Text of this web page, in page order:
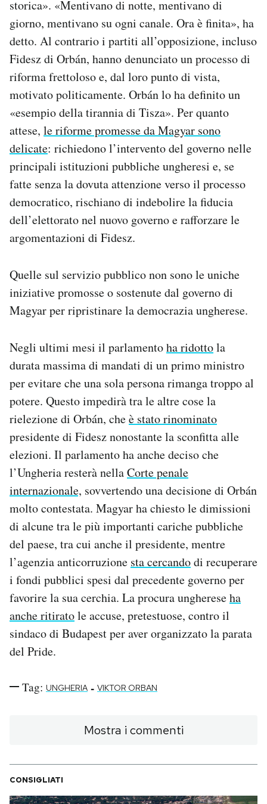
storica». «Mentivano di notte, mentivano di
giorno, mentivano su ogni canale. Ora è finita», ha
detto. Al contrario i partiti all’opposizione, incluso
Fidesz di Orbán, hanno denunciato un processo di
riforma frettoloso e, dal loro punto di vista,
motivato politicamente. Orbán lo ha definito un
«esempio della tirannia di Tisza». Per quanto
attese, le riforme promesse da Magyar sono
delicate: richiedono l’intervento del governo nelle
principali istituzioni pubbliche ungheresi e, se
fatte senza la dovuta attenzione verso il processo
democratico, rischiano di indebolire la fiducia
dell’elettorato nel nuovo governo e rafforzare le
argomentazioni di Fidesz.
Quelle sul servizio pubblico non sono le uniche
iniziative promosse o sostenute dal governo di
Magyar per ripristinare la democrazia ungherese.
Negli ultimi mesi il parlamentoha ridottola
durata massima di mandati di un primo ministro
per evitare che una sola persona rimanga troppo al
potere. Questo impedirà tra le altre cose la
rielezione di Orbán, cheè stato rinominato
presidente di Fidesz nonostante la sconfitta alle
elezioni. Il parlamento ha anche deciso che
l’Ungheria resterà nellaCorte penale
internazionale, sovvertendo una decisione di Orbán
molto contestata. Magyar ha chiesto le dimissioni
di alcune tra le più importanti cariche pubbliche
del paese, tra cui anche il presidente, mentre
l’agenzia anticorruzione sta cercandodi recuperare
i fondi pubblici spesi dal precedente governo per
favorire la sua cerchia. La procura unghereseha
anche ritiratole accuse, pretestuose, contro il
sindaco di Budapest per aver organizzato la parata
del Pride.
Tag: UNGHERIA - VIKTOR ORBAN
Mostra i commenti
CONSIGLIATI